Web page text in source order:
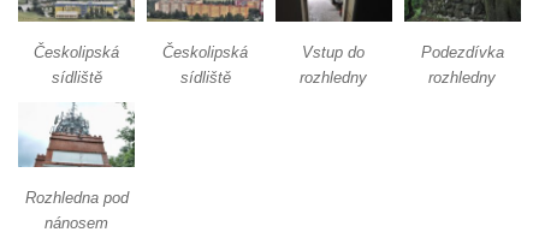
Rozhledna Ungerberg (Prinz-Georg-Turm)
Rozhledna Prinz-Friedrich-August-Turm
Frotzelova rozhledna u Ejmovy chaty na
Stříbrníku
Vyhlídka Belvedér
Českolipská
sídliště
Českolipská
sídliště
Vstup do
rozhledny
Podezdívka
rozhledny
Rozhledna pod
nánosem